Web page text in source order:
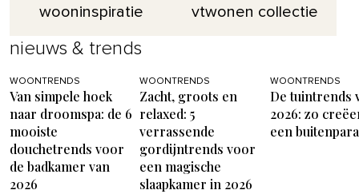
wooninspiratie vtwonen collectie
nieuws & trends
WOONTRENDS
Van simpele hoek
naar droomspa: de 6
mooiste
douchetrends voor
de badkamer van
2026
WOONTRENDS
Zacht, groots en
relaxed: 5
verrassende
gordijntrends voor
een magische
slaapkamer in 2026
WOONTRENDS
De tuintrends
2026: zo
een